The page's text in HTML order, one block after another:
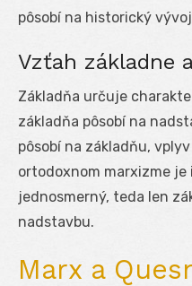
pôsobí na historický
Vzťah základne
Základňa určuje
základňa pôsobí na
pôsobí na základňu,
ortodoxnom marxizme
jednosmerný, teda len
nadstavbu.
Marx a